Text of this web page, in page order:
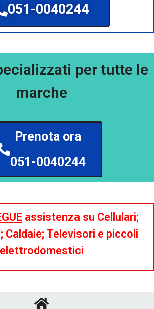
051-0040244
per tutte le
marche
Prenota ora
051-0040244
assistenza su Cellulari;
Caldaie; Televisori e piccoli
elettrodomestici